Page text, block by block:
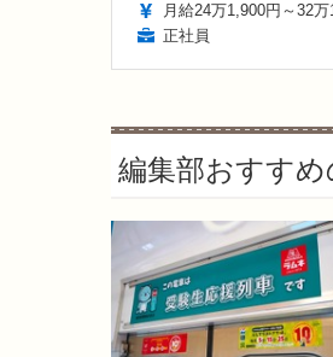
月給24万1,900円～32万
正社員
編集部おすすめ